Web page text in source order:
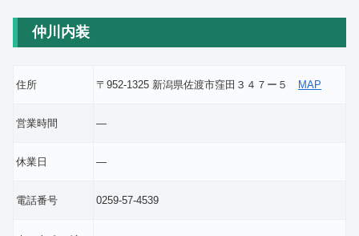
仲川内装
住所 〒952-1325 新潟県佐渡市窪田３４７ー５ MAP
営業時間 ―
休業日 ―
電話番号 0259-57-4539